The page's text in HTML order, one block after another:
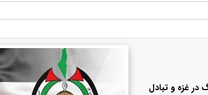
در غزه و تبادل